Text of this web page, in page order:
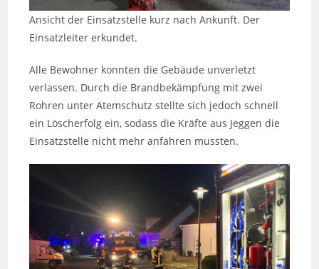
Ansicht der Einsatzstelle kurz nach Ankunft. Der
Einsatzleiter erkundet.
Alle Bewohner konnten die Gebäude unverletzt
verlassen. Durch die Brandbekämpfung mit zwei
Rohren unter Atemschutz stellte sich jedoch schnell
ein Löscherfolg ein, sodass die Kräfte aus Jeggen die
Einsatzstelle nicht mehr anfahren mussten.